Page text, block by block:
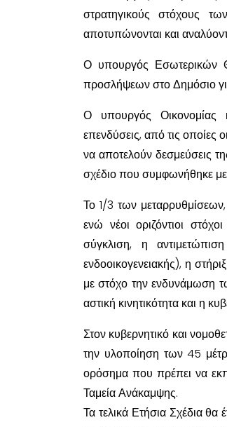
στρατηγικούς στόχους
αποτυπώνονται και
Ο υπουργός Εσωτερικών
προσλήψεων στο Δημόσιο
Ο υπουργός Οικονομίας
επενδύσεις, από τις οποίες
να αποτελούν δεσμεύσεις
σχέδιο που συμφωνήθηκε
Το 1/3 των
ενώ νέοι οριζόντιοι
σύγκλιση, η
ενδοοικογενειακής), η
με στόχο την ενδυνάμωση
αστική κινητικότητα και η
Στον κυβερνητικό και
την υλοποίηση των 45
ορόσημα που πρέπει να
Ταμεία Ανάκαμψης.
Τα τελικά Ετήσια Σχέδια